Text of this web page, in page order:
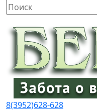
8(3952)628-628